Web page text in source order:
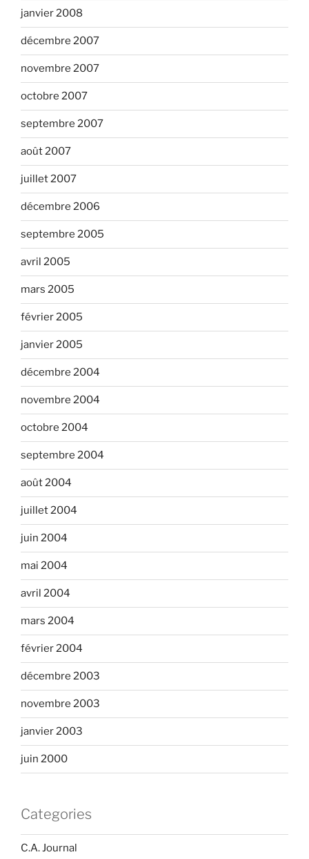
janvier 2008
décembre 2007
novembre 2007
octobre 2007
septembre 2007
août 2007
juillet 2007
décembre 2006
septembre 2005
avril 2005
mars 2005
février 2005
janvier 2005
décembre 2004
novembre 2004
octobre 2004
septembre 2004
août 2004
juillet 2004
juin 2004
mai 2004
avril 2004
mars 2004
février 2004
décembre 2003
novembre 2003
janvier 2003
juin 2000
Categories
C.A. Journal